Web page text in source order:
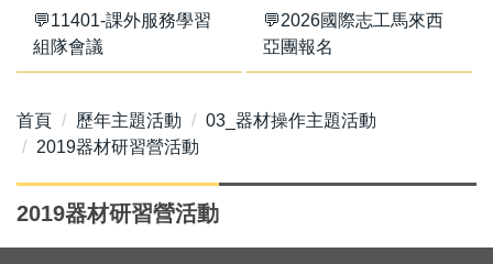
💬11401-課外服務學習
組隊會議
💬2026國際志工馬來西
亞團報名
首頁 歷年主題活動
03_器材操作主題活動
2019器材研習營活動
2019器材研習營活動